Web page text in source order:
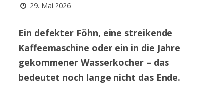
29. Mai 2026
Ein defekter Föhn, eine streikende
Kaffeemaschine oder ein in die Jahre
gekommener Wasserkocher – das
bedeutet noch lange nicht das Ende.